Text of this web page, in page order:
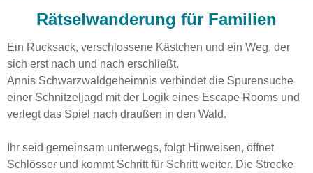
Rätselwanderung für Familien
Ein Rucksack, verschlossene Kästchen und ein Weg, der
sich erst nach und nach erschließt.
Annis Schwarzwaldgeheimnis verbindet die Spurensuche
einer Schnitzeljagd mit der Logik eines Escape Rooms und
verlegt das Spiel nach draußen in den Wald.
Ihr seid gemeinsam unterwegs, folgt Hinweisen, öffnet
Schlösser und kommt Schritt für Schritt weiter. Die Strecke